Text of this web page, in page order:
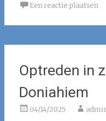
Een reactie plaatsen
Optreden in
Doniahiem
04/14/2025